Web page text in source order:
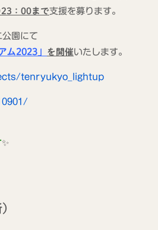
：00まで支援を募ります。
園にて
ム2023」 を開催いたします。
tenryukyo_lightup
✨
ル体験」（飯田市）